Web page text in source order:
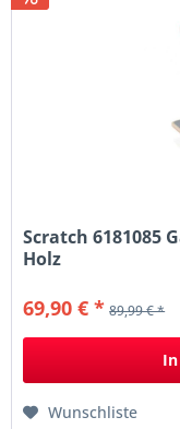
Scratch 6181085
Holz
69,90 € * 89,99 € *
Wunschliste